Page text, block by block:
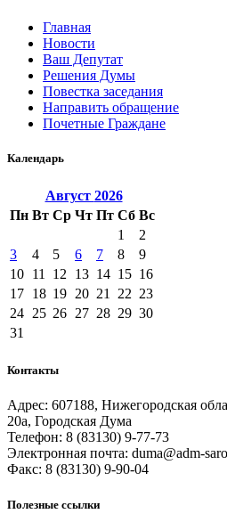
Главная
Новости
Ваш Депутат
Решения Думы
Повестка заседания
Направить обращение
Почетные Граждане
Календарь
Август 2026
Пн Вт Ср Чт Пт Сб Вс
1
2
3
4 5 6 7 8
9
10 11 12 13 14 15 16
17 18 19 20 21 22 23
24 25 26 27 28 29 30
31
Контакты
Адрес: 607188, Нижегородская
20а, Городская Дума
Телефон: 8 (83130) 9-77-73
Электронная почта: duma@adm-
Факс: 8 (83130) 9-90-04
Полезные ссылки